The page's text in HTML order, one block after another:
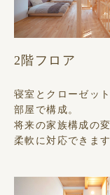
2階フロア
寝室とクローゼッ
部屋で構成。
将来の家族構成の
柔軟に対応できます